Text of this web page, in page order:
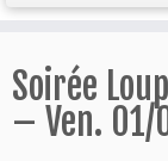
au
contenu
Soirée
– Ven. 01/